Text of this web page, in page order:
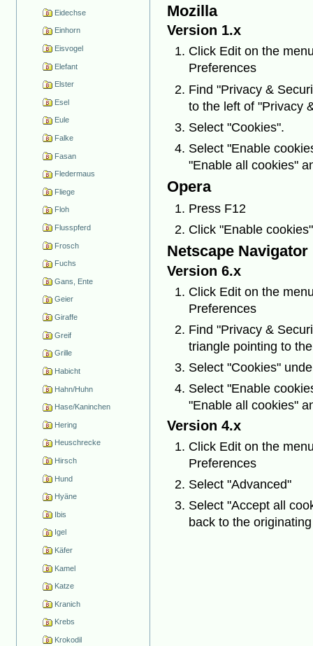
Eidechse
Einhorn
Eisvogel
Elefant
Elster
Esel
Eule
Falke
Fasan
Fledermaus
Fliege
Floh
Flusspferd
Frosch
Fuchs
Gans, Ente
Geier
Giraffe
Greif
Grille
Habicht
Hahn/Huhn
Hase/Kaninchen
Hering
Heuschrecke
Hirsch
Hund
Hyäne
Ibis
Igel
Käfer
Kamel
Katze
Kranich
Krebs
Krokodil
Mozilla
Version 1.x
Click Edit on the
Preferences
Find "Privacy &
to the left of "Privacy
Select "Cookies".
Select "Enable
"Enable all cookies"
Opera
Press F12
Click "Enable cookies"
Netscape Navigator
Version 6.x
Click Edit on the
Preferences
Find "Privacy &
triangle pointing to
Select "Cookies"
Select "Enable
"Enable all cookies"
Version 4.x
Click Edit on the
Preferences
Select "Advanced"
Select "Accept all
back to the